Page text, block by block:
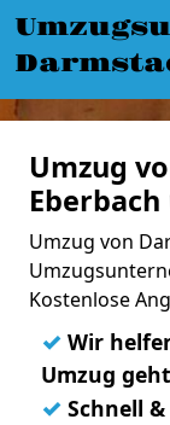
Umzug
Umzug von
Kostenlose
✓ Wir
Umzug
✓ Schnell